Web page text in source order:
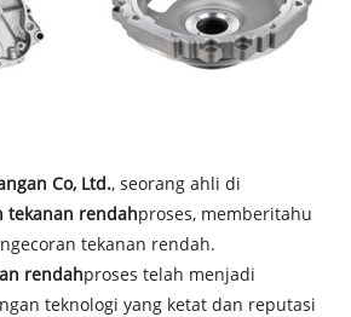
Co, Ltd., seorang ahli di
tekanan rendahproses, memberitahu
tekanan rendah.
rendahproses telah menjadi
teknologi yang ketat dan reputasi